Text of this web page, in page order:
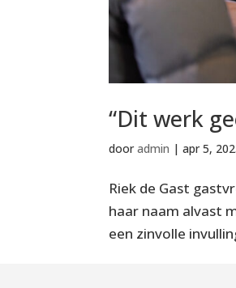
“Dit werk
dooradmin |apr 5,
Riek de Gast
haar naam alvast
een zinvolle